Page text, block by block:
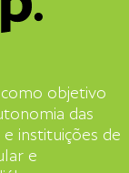
objetivo
das
e instituições de
e